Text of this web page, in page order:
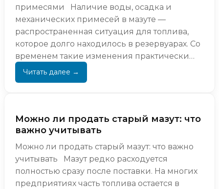
примесями Наличие воды, осадка и
механических примесей в мазуте —
распространенная ситуация для топлива,
которое долго находилось в резервуарах. Со
временем такие изменения практически
неизбежны, особенно при отсутствии п...
Можно ли продать старый мазут: что
важно учитывать
Можно ли продать старый мазут: что важно
учитывать Мазут редко расходуется
полностью сразу после поставки. На многих
предприятиях часть топлива остается в